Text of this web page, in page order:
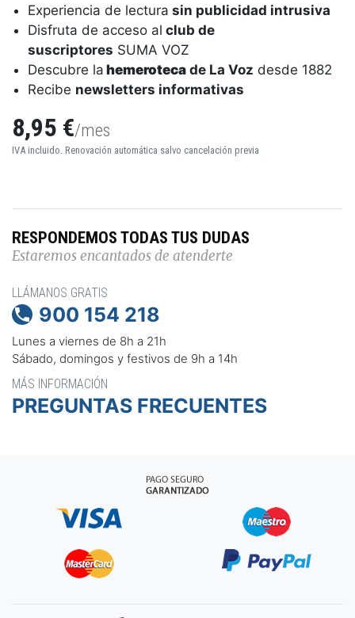
Experiencia de lectura sin publicidad intrusiva
Disfruta de acceso al club de
suscriptores SUMA VOZ
Descubre la hemeroteca de La Voz desde 1882
Recibe newsletters informativas
8,95 €/mes
IVA incluido. Renovación automática salvo cancelación previa
RESPONDEMOS TODAS TUS DUDAS
Estaremos encantados de atenderte
LLÁMANOS GRATIS
 900 154 218
Lunes a viernes de 8h a 21h
Sábado, domingos y festivos de 9h a 14h
MÁS INFORMACIÓN
PREGUNTAS FRECUENTES